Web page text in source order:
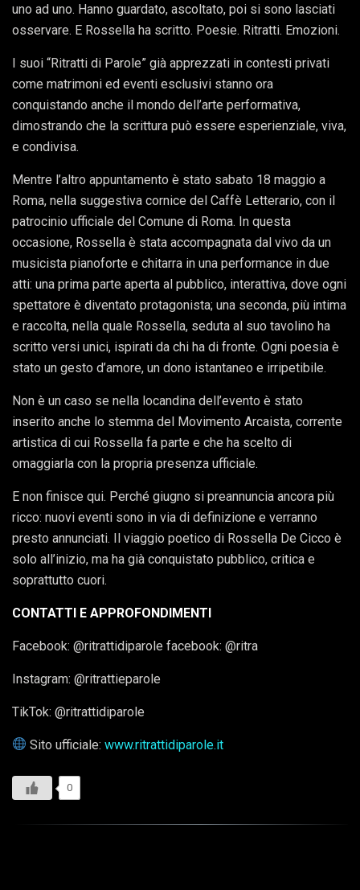
uno ad uno. Hanno guardato, ascoltato, poi si sono lasciati
osservare. E Rossella ha scritto. Poesie. Ritratti. Emozioni.
I suoi “Ritratti di Parole” già apprezzati in contesti privati
come matrimoni ed eventi esclusivi stanno ora
conquistando anche il mondo dell’arte performativa,
dimostrando che la scrittura può essere esperienziale, viva,
e condivisa.
Mentre l’altro appuntamento è stato sabato 18 maggio a
Roma, nella suggestiva cornice del Caffè Letterario, con il
patrocinio ufficiale del Comune di Roma. In questa
occasione, Rossella è stata accompagnata dal vivo da un
musicista pianoforte e chitarra in una performance in due
atti: una prima parte aperta al pubblico, interattiva, dove ogni
spettatore è diventato protagonista; una seconda, più intima
e raccolta, nella quale Rossella, seduta al suo tavolino ha
scritto versi unici, ispirati da chi ha di fronte. Ogni poesia è
stato un gesto d’amore, un dono istantaneo e irripetibile.
Non è un caso se nella locandina dell’evento è stato
inserito anche lo stemma del Movimento Arcaista, corrente
artistica di cui Rossella fa parte e che ha scelto di
omaggiarla con la propria presenza ufficiale.
E non finisce qui. Perché giugno si preannuncia ancora più
ricco: nuovi eventi sono in via di definizione e verranno
presto annunciati. Il viaggio poetico di Rossella De Cicco è
solo all’inizio, ma ha già conquistato pubblico, critica e
soprattutto cuori.
CONTATTI E APPROFONDIMENTI
Facebook: @ritrattidiparole facebook: @ritra
Instagram: @ritrattieparole
TikTok: @ritrattidiparole
Sito ufficiale:www.ritrattidiparole.it
0